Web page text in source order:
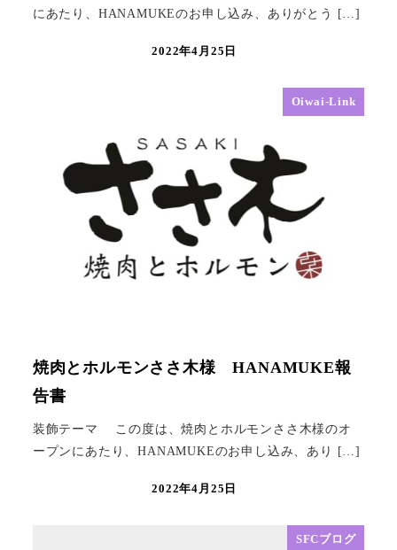
にあたり、HANAMUKEのお申し込み、ありがとう […]
2022年4月25日
Oiwai-Link
焼肉とホルモンささ木様 HANAMUKE報
告書
装飾テーマ この度は、焼肉とホルモンささ木様のオ
ープンにあたり、HANAMUKEのお申し込み、あり […]
2022年4月25日
SFCブログ